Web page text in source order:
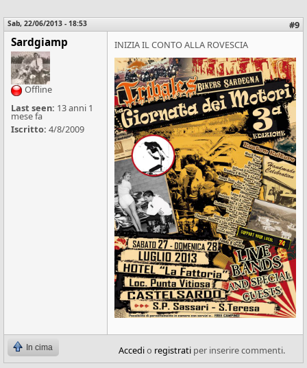
Sab, 22/06/2013 - 18:53 #9
Sardgiamp
Offline
Last seen: 13 anni 1
mese fa
Iscritto: 4/8/2009
INIZIA IL CONTO ALLA ROVESCIA
In cima Accedio registrati per inserire commenti.